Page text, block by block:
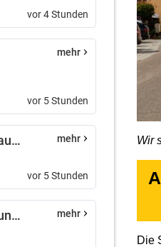
vor 4 Stunden
mehr
vor 5 Stunden
Ingenieur / Architekt, Fachrichtung Bautechnik und Ingenieurbau (m/w/d) mehr
vor 5 Stunden
Küchenkraft für die Grundschule Bildungshaus Ulmer Spatz (m/w/d) mehr